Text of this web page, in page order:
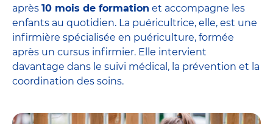
après 10 mois de formation et accompagne les
enfants au quotidien. La puéricultrice, elle, est une
infirmière spécialisée en puériculture, formée
après un cursus infirmier. Elle intervient
davantage dans le suivi médical, la prévention et la
coordination des soins.